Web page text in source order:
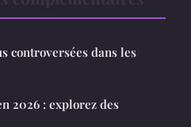
controversées dans les
2026 : explorez des